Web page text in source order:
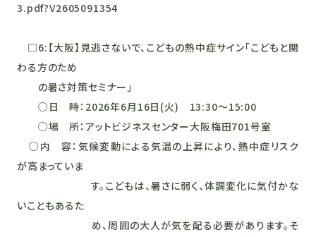
3.pdf?V2605091354
□6:【大阪】見逃さないで、こどもの熱中症サイン「こどもと関
わる方のため
の暑さ対策セミナー」
○日 時：2026年6月16日(火) 13:30～15:00
○場 所：アットビジネスセンター大阪梅田701号室
○内 容：気候変動による気温の上昇により、熱中症リスク
が高まっていま
す。こどもは、暑さに弱く、体調変化に気付かな
いこともあるた
め、周囲の大人が気を配る必要があります。そ